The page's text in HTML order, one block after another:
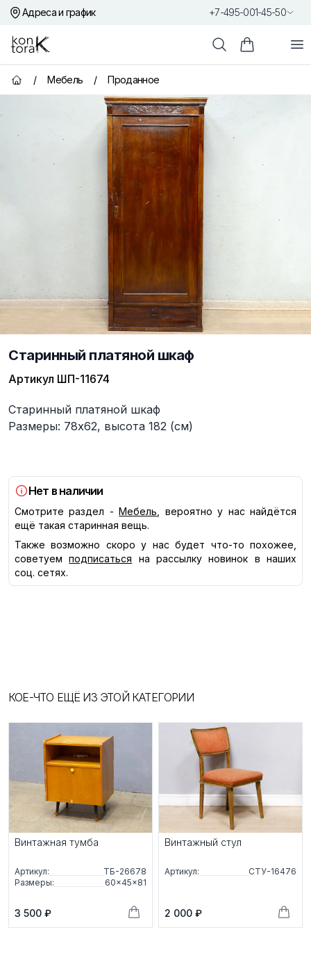
Адреса и график +7-495-001-45-50
Контора К
ПоискКорзина
Главная страница
/ Мебель / Проданное
Старинный платяной шкаф
Артикул ШП-11674
Описание
Старинный платяной шкаф
Размеры: 78х62, высота 182 (см)
Нет в наличии
Смотрите раздел - Мебель , вероятно у нас найдётся
ещё такая старинная вещь.
Также возможно скоро у нас будет что-то похожее,
советуем
подписаться
на рассылку новинок в наших
соц. сетях.
КОЕ-ЧТО ЕЩЁ ИЗ ЭТОЙ КАТЕГОРИИ
Винтажная тумба
Артикул:
ТБ-26678
Размеры:
60×45×81
3 500 ₽
Винтажный стул
Артикул: СТУ-16476
2 000 ₽